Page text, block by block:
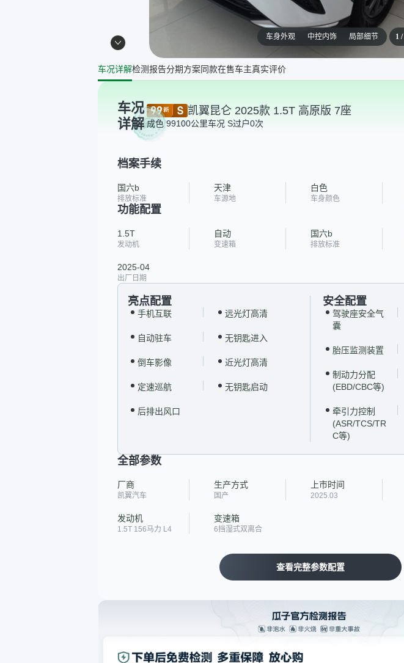
车身外观 中控内饰 局部细节 1/
车况详解检测报告分期方案同款在售车主真实评价
车况
详解
凯翼昆仑 2025款 1.5T 高原版 7座
成色 99100公里车况 S过户0次
档案手续
国六b
排放标准
天津
车源地
白色
车身颜色
功能配置
1.5T
发动机
自动
变速箱
国六b
排放标准
2025-04
出厂日期
亮点配置
手机互联 远光灯高清
自动驻车 无钥匙进入
倒车影像 近光灯高清
定速巡航 无钥匙启动
后排出风口
安全配置
驾驶座安全气
囊
胎压监测装置
制动力分配
(EBD/CBC等)
牵引力控制
(ASR/TCS/TR
C等)
全部参数
厂商
凯翼汽车
生产方式
国产
上市时间
2025.03
发动机
1.5T 156马力 L4
变速箱
6挡湿式双离合
查看完整参数配置